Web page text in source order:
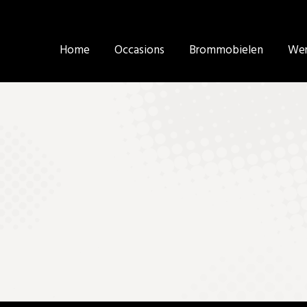
Home Occasions Brommobielen
Home Occasions Brommobielen